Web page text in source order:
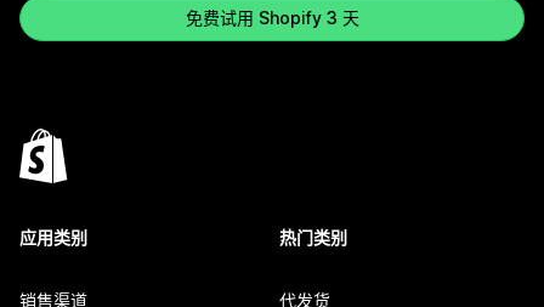
免费试用 Shopify 3 天
应用类别
销售渠道
热门类别
代发货